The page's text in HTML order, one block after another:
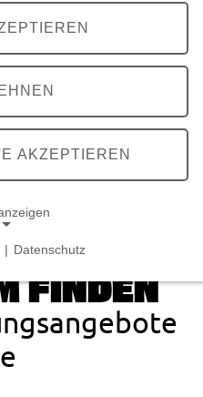
HOME.
FINDEN
AKZEPTIEREN
grundlegende
einwandfreie Funktion
| Datenschutz